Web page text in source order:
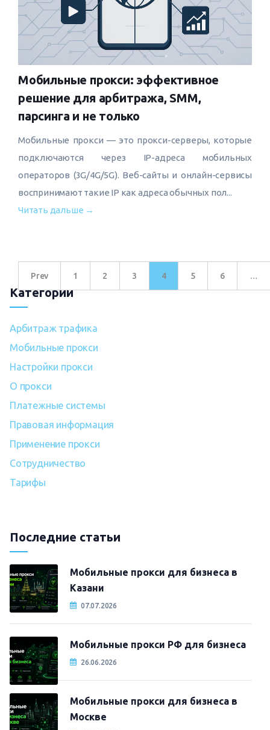
Мобильные прокси: эффективное
решение для арбитража, SMM,
парсинга и не только
Мобильные прокси — это прокси-серверы, которые
подключаются через IP-адреса мобильных
операторов (3G/4G/5G). Веб-сайты и онлайн-сервисы
воспринимают такие IP как адреса обычных пол...
Читать дальше →
Prev 1 2 3 4 5 6 …
Категории
Арбитраж трафика
Мобильные прокси
Настройки прокси
О прокси
Платежные системы
Правовая информация
Применение прокси
Сотрудничество
Тарифы
Последние статьи
Мобильные прокси для бизнеса в
Казани
07.07.2026
Мобильные прокси РФ для бизнеса
26.06.2026
Мобильные прокси для бизнеса в
Москве